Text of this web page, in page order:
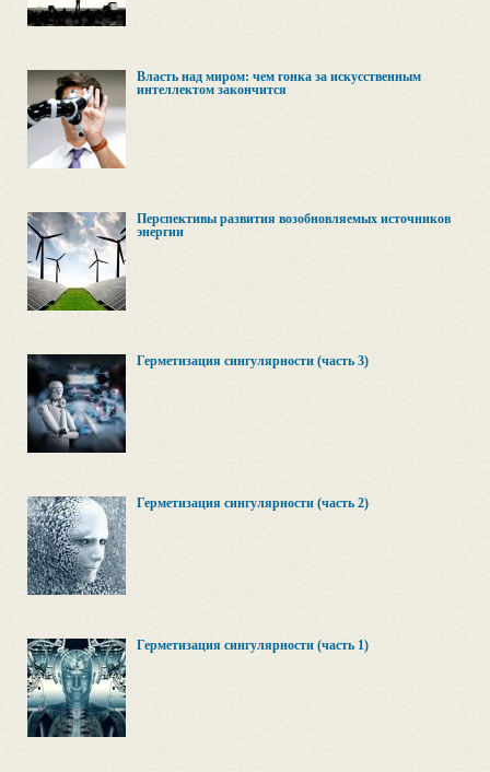
Власть над миром: чем гонка за искусственным
интеллектом закончится
Перспективы развития возобновляемых источников
энергии
Герметизация сингулярности (часть 3)
Герметизация сингулярности (часть 2)
Герметизация сингулярности (часть 1)